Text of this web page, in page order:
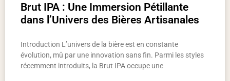
Brut IPA : Une Immersion Pétillante
dans l’Univers des Bières Artisanales
Introduction L’univers de la bière est en constante
évolution, mû par une innovation sans fin. Parmi les styles
récemment introduits, la Brut IPA occupe une